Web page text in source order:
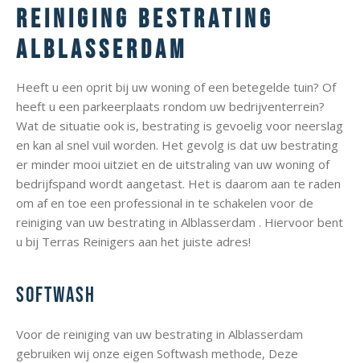
Reiniging bestrating
Alblasserdam
Heeft u een oprit bij uw woning of een betegelde tuin? Of
heeft u een parkeerplaats rondom uw bedrijventerrein?
Wat de situatie ook is, bestrating is gevoelig voor neerslag
en kan al snel vuil worden. Het gevolg is dat uw bestrating
er minder mooi uitziet en de uitstraling van uw woning of
bedrijfspand wordt aangetast. Het is daarom aan te raden
om af en toe een professional in te schakelen voor de
reiniging van uw bestrating in Alblasserdam . Hiervoor bent
u bij Terras Reinigers aan het juiste adres!
Softwash
Voor de reiniging van uw bestrating in Alblasserdam
gebruiken wij onze eigen Softwash methode, Deze